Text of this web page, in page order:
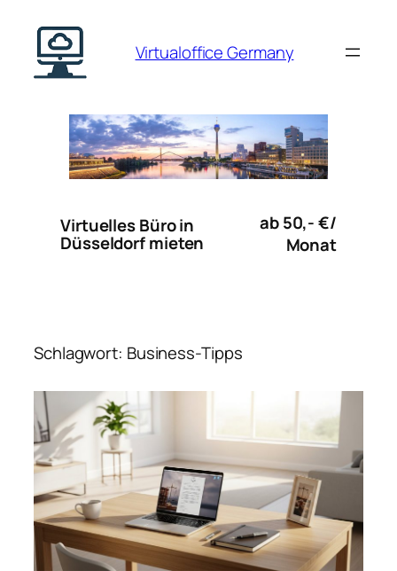
Inhalt
springen
Virtualoffice Germany
Virtuelles Büro in
Düsseldorf mieten
ab 50,- €/
Monat
Schlagwort: Business-Tipps